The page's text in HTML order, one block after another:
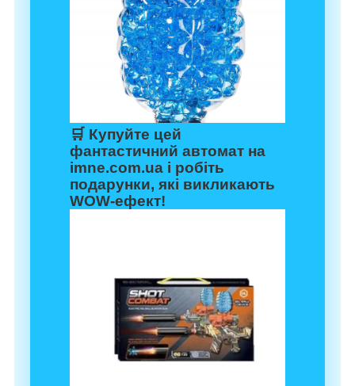
🛒 Купуйте цей
фантастичний автомат на
imne.com.ua і робіть
подарунки, які викликають
WOW-ефект!